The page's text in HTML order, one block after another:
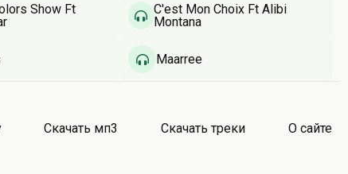
Show Ft
C'est Mon Choix Ft Alibi
Montana
Maarree
Скачать мп3 Скачать треки О сайте